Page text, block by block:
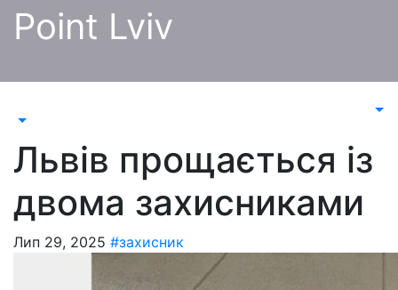
Перейти
Point Lviv
Львів прощається із
двома захисниками
Лип 29, 2025 #захисник